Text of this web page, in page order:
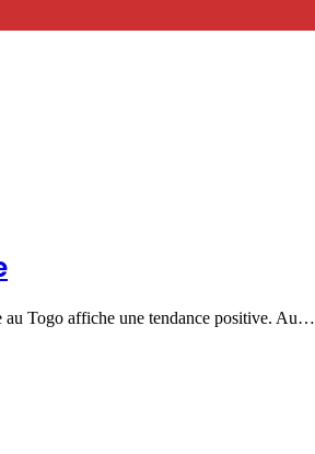
Togo affiche une tendance positive. Au…